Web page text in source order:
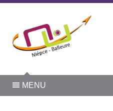
MENU
Panneau de gestion des cookies